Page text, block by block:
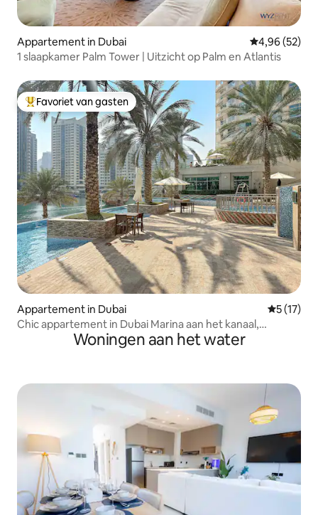
Appartement in Dubai Gemiddelde
4,96 (52)
1 slaapkamer Palm Tower | Uitzicht op Palm en Atlantis
Topfavoriet van gasten
Favoriet van gasten
Appartement in Dubai
5 (17)
Chic appartement in Dubai Marina aan het kanaal,
winkelcentrum en strand
Woningen aan het water